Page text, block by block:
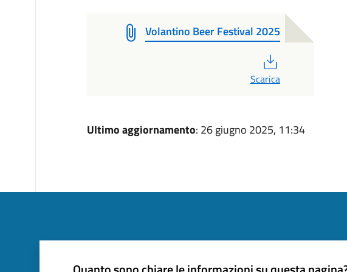
Volantino Beer Festival 2025
Scarica
Ultimo aggiornamento: 26 giugno 2025, 11:34